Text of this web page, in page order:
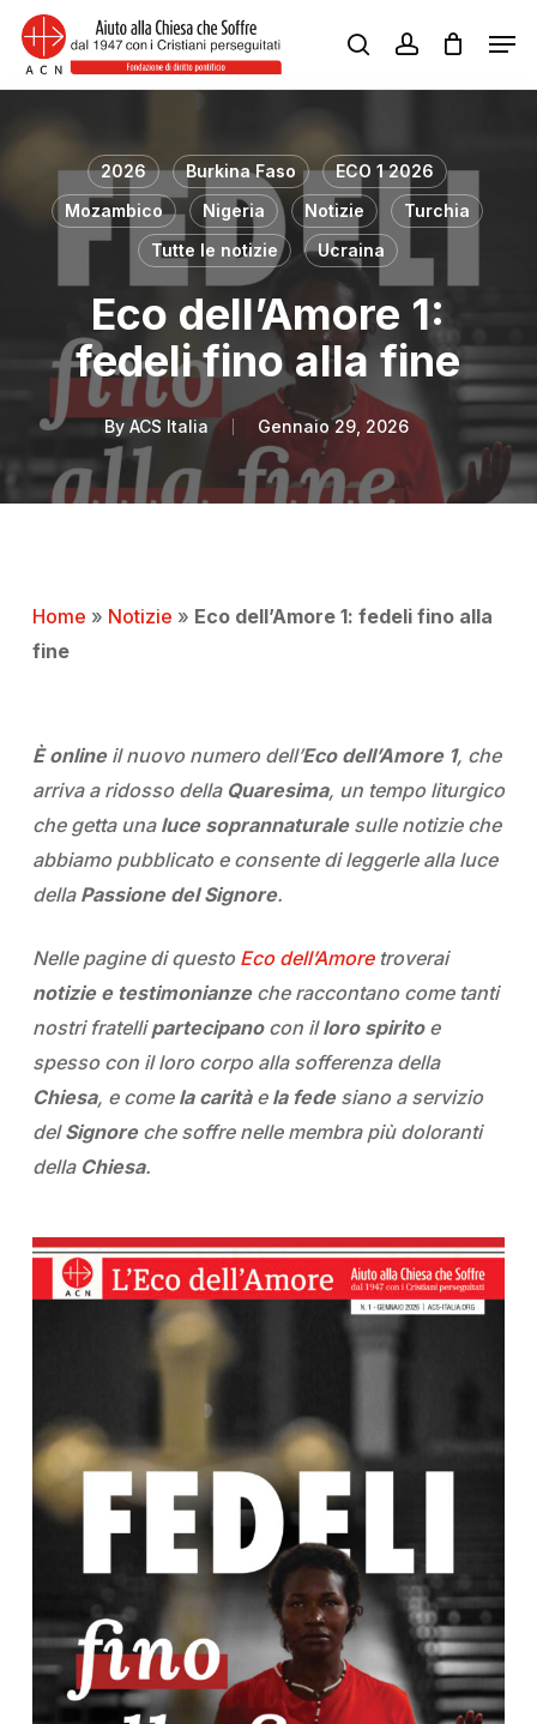
Skip
main
searchaccount
2026 Burkina Faso
ECO 1 2026
Mozambico
Nigeria Notizie
Turchia
Tutte le notizie
Ucraina
Eco dell’Amore 1:
fedeli fino alla fine
By ACS Italia Gennaio 29, 2026
Home » Notizie » Eco dell’Amore 1: fedeli fino alla
fine
È onlineil nuovo numero dell’Eco dell’Amore 1, che
arriva a ridosso della Quaresima, un tempo liturgico
che getta una luce soprannaturalesulle notizie che
abbiamo pubblicato e consente di leggerle alla luce
della Passione del Signore.
Nelle pagine di questo Eco dell’Amoretroverai
notizie e testimonianzeche raccontano come tanti
nostri fratellipartecipanocon illoro spiritoe
spesso con il loro corpo alla sofferenza della
Chiesa, e come la caritàe la fedesiano a servizio
delSignoreche soffre nelle membra più doloranti
della Chiesa.